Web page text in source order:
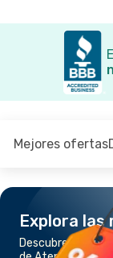
Mejores ofertas
Explora
Descubre los